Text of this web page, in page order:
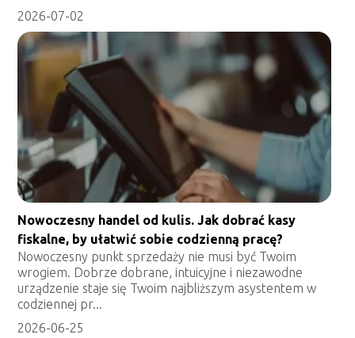
2026-07-02
Nowoczesny handel od kulis. Jak dobrać kasy
fiskalne, by ułatwić sobie codzienną pracę?
Nowoczesny punkt sprzedaży nie musi być Twoim
wrogiem. Dobrze dobrane, intuicyjne i niezawodne
urządzenie staje się Twoim najbliższym asystentem w
codziennej pr...
2026-06-25